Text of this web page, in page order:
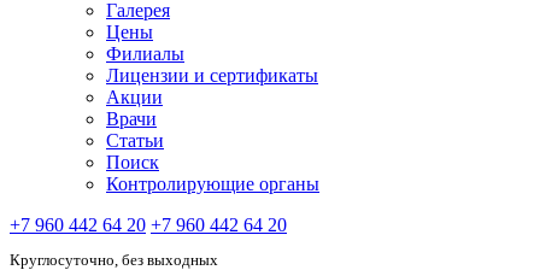
Галерея
Цены
Филиалы
Лицензии и сертификаты
Акции
Врачи
Статьи
Поиск
Контролирующие органы
+7 960 442 64 20 +7 960 442 64 20
Круглосуточно, без выходных